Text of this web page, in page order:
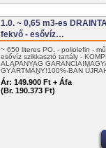
1.0. ~ 0,65 m3-es
fekvő - esővíz…
~ 650 literes PO. - poliolefin -
esővíz szikkasztó tartály -
ALAPANYAG
GYÁRTMÁNY!100%-BAN
EGYSZERŰEN…
Ár: 149.900 Ft + Áfa
(Br. 190.373 Ft)